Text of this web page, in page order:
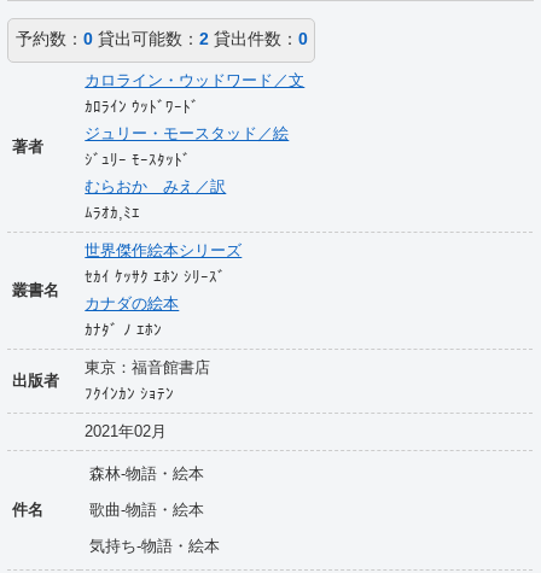
予約数： 0貸出可能数： 2貸出件数： 0
著者
カロライン・ウッドワード／文
ｶﾛﾗｲﾝ ｳｯﾄﾞﾜｰﾄﾞ
ジュリー・モースタッド／絵
ｼﾞｭﾘｰ ﾓｰｽﾀｯﾄﾞ
むらおか みえ／訳
ﾑﾗｵｶ,ﾐｴ
叢書名
世界傑作絵本シリーズ
ｾｶｲ ｹｯｻｸ ｴﾎﾝ ｼﾘｰｽﾞ
カナダの絵本
ｶﾅﾀﾞ ﾉ ｴﾎﾝ
出版者
東京：福音館書店
ﾌｸｲﾝｶﾝ ｼｮﾃﾝ
2021年02月
件名
森林-物語・絵本
歌曲-物語・絵本
気持ち-物語・絵本